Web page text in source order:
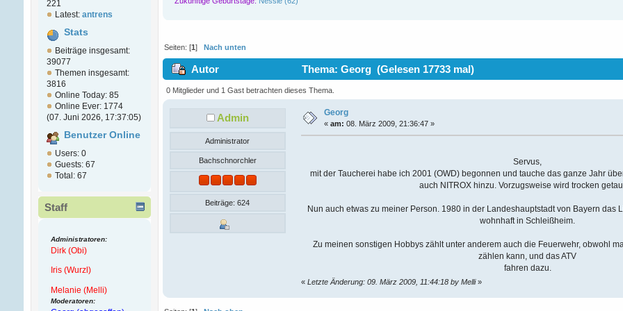
221
Latest: antrens
Stats
Beiträge insgesamt:
39077
Themen insgesamt:
3816
Online Today: 85
Online Ever: 1774
(07. Juni 2026, 17:37:05)
Benutzer Online
Users: 0
Guests: 67
Total: 67
Staff
Administratoren:
Dirk (Obi)
Iris (Wurzl)
Melanie (Melli)
Moderatoren:
Seiten: [1] Nach unten
Autor Thema: Georg (Gelesen 17733 mal)
0 Mitglieder und 1 Gast betrachten dieses Thema.
Admin
Administrator
Bachschnorchler
Beiträge: 624
Georg
« am: 08. März 2009, 21:36:47 »
Servus,
mit der Taucherei habe ich 2001 (OWD) begonnen und tauche das ganze Jahr
auch NITROX hinzu. Vorzugsweise wird trocken
Nun auch etwas zu meiner Person. 1980 in der Landeshauptstadt von Bayern das
wohnhaft in Schleißheim.
Zu meinen sonstigen Hobbys zählt unter anderem auch die Feuerwehr, obwohl
zählen kann, und das ATV
fahren dazu.
«Letzte Änderung: 09. März 2009, 11:44:18 by Melli»